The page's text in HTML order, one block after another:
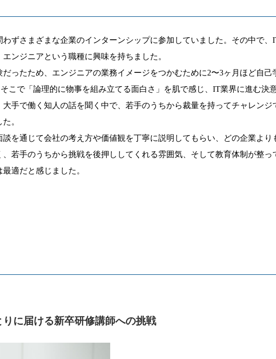
ずさまざまな企業のインターンシップに参加していました。その中で、
ンジニアという職種に興味を持ちました。
ったため、エンジニアの業務イメージをつかむために2〜3ヶ月ほど自己
こで「論理的に物事を組み立てる面白さ」を肌で感じ、IT業界に進む決
手で働く知人の話を聞く中で、若手のうちから裁量を持ってチャレンジ
。
を通じて会社の考え方や価値観を丁寧に説明してもらい、どの企業より
若手のうちから挑戦を後押ししてくれる雰囲気、そして教育体制が整っ
適だと感じました。
に届ける新卒研修講師への挑戦